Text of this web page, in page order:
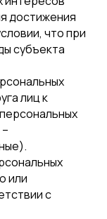
достижения
что при
субъекта
лиц к
или
с